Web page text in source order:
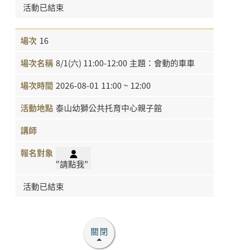
活動已結束
16
8/1(六) 11:00-12:00 主題：會動的車車
2026-08-01 11:00 ~ 12:00
泰山幼獅公共托育中心親子館
"請點我"
活動已結束
關閉